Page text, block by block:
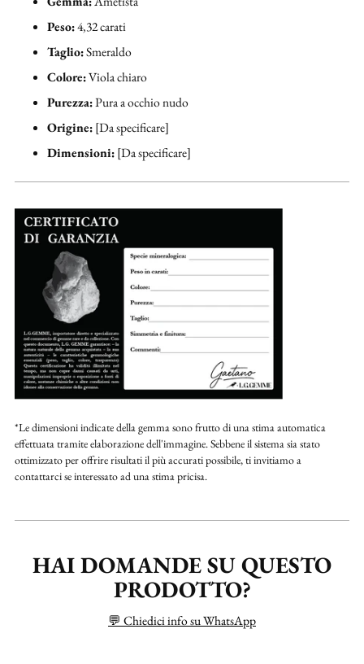
Peso:4,32 carati
Taglio:Smeraldo
Colore:Viola chiaro
Purezza:Pura a occhio nudo
Origine:[Da specificare]
Dimensioni:[Da specificare]
*Le dimensioni indicate della gemma sono frutto di una stima automatica
effettuata tramite elaborazione dell'immagine. Sebbene il sistema sia stato
ottimizzato per offrire risultati il più accurati possibile, ti invitiamo a
contattarci se interessato ad una stima pricisa.
HAI DOMANDE SU QUESTO
PRODOTTO?
💬 Chiedici info su WhatsApp